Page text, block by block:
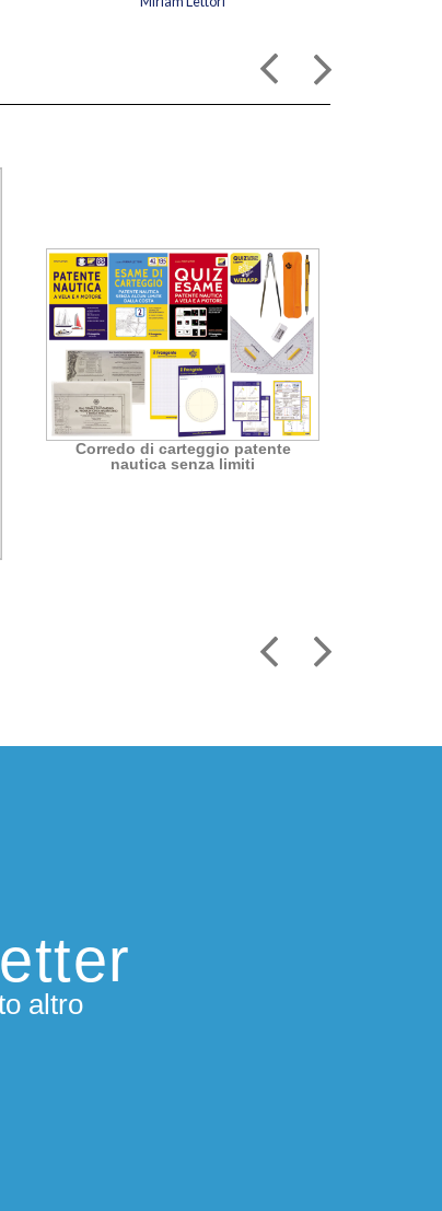
Corredo di carteggio patente
nautica senza limiti
altro